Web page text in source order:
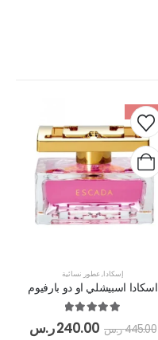
-46%
إسكادا,عطور نسائية
اسكادا اسبيشلي او دو بارفيوم
445.00ر.س 240.00ر.س